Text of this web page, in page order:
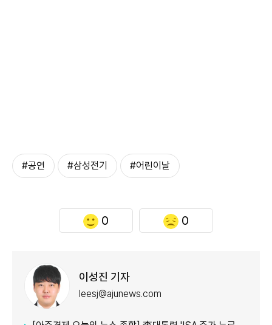
#공연 #삼성전기 #어린이날
0 0
이성진 기자
leesj@ajunews.com